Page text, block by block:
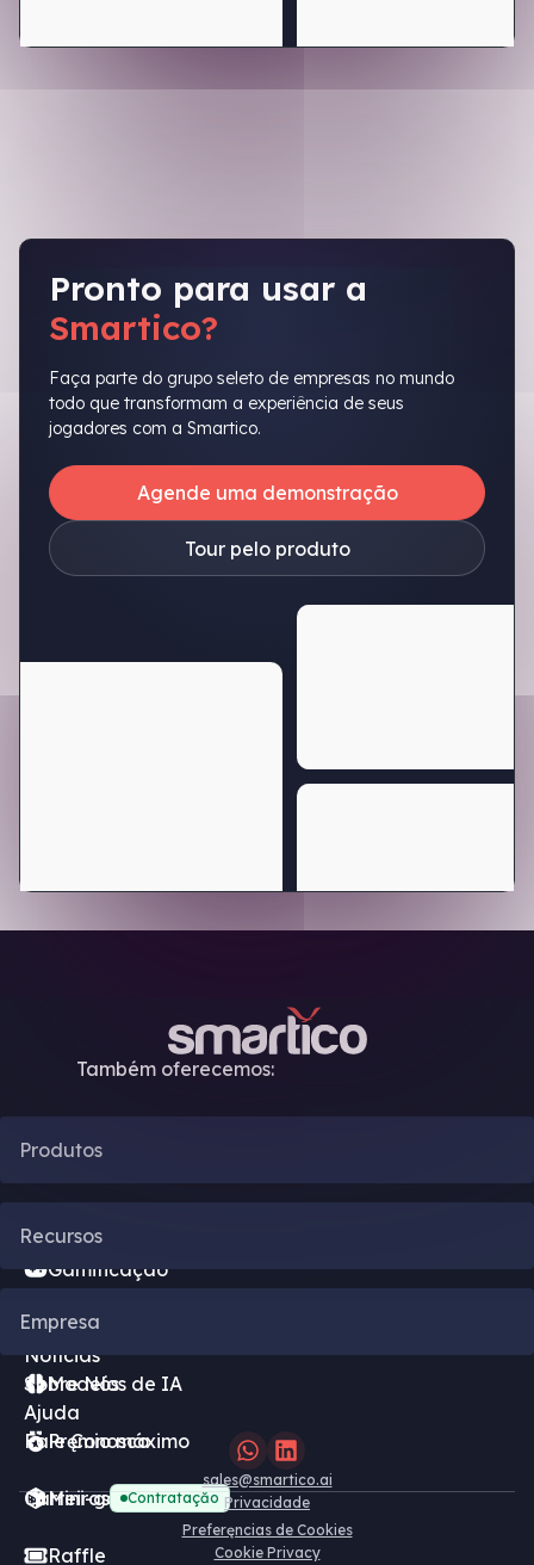
Pronto para usar a
Smartico?
Faça parte do grupo seleto de empresas no mundo
todo que transformam a experiência de seus
jogadores com a Smartico.
Agende uma demonstração
Tour pelo produto
Também oferecemos:
Produtos
Gamificação
Motor de Bônus
Modelos de IA
Pręmio máximo
Mini-games grátis
Raffle
Recursos
Notícias
Ajuda
Empresa
Sobre Nós
Fale Conosco
Carreiras Contrataçăo
Cookie Privacy
Preferęncias de Cookies
Privacidade
sales@smartico.ai